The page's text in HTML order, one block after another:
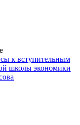
к вступительным
школы экономики